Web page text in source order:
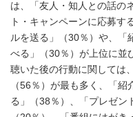
は、「友人・知人との話の
ト・キャンペーンに応募す
ルを送る」（30％）や、「
べる」（30％）が上位に並
聴いた後の行動に関しては
（56％）が最も多く、「
る」（38％）、「プレゼン